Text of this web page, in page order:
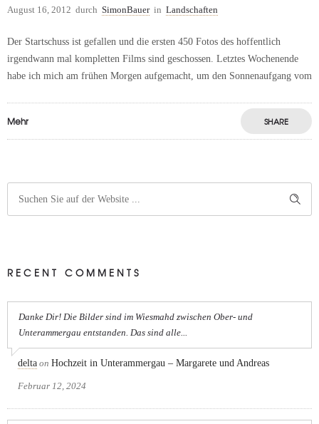
August 16, 2012 durch SimonBauer in Landschaften
Der Startschuss ist gefallen und die ersten 450 Fotos des hoffentlich
irgendwann mal kompletten Films sind geschossen. Letztes Wochenende
habe ich mich am frühen Morgen aufgemacht, um den Sonnenaufgang vom
Mehr SHARE
RECENT COMMENTS
Danke Dir! Die Bilder sind im Wiesmahd zwischen Ober- und
Unterammergau entstanden. Das sind alle...
delta on Hochzeit in Unterammergau – Margarete und Andreas
Februar 12, 2024